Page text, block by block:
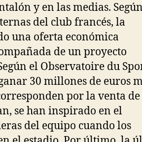
y en las medias.
del club francés, la
una oferta económica
de un proyecto
el Observatoire du
30 millones de euros
por la venta de
se han inspirado en el
del equipo cuando los